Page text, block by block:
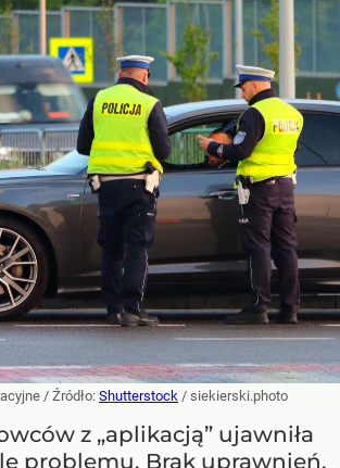
/ Źródło: Shutterstock / siekierski.photo
z „aplikacją” ujawniła
problemu. Brak uprawnień,